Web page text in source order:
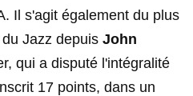
Il s'agit également du plus
Jazz depuis John
qui a disputé l'intégralité
17 points, dans un